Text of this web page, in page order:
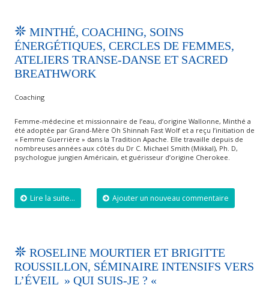
MINTHÉ, COACHING, SOINS
ÉNERGÉTIQUES, CERCLES DE FEMMES,
ATELIERS TRANSE-DANSE ET SACRED
BREATHWORK
Coaching
Femme-médecine et missionnaire de l’eau, d’origine Wallonne, Minthé a
été adoptée par Grand-Mère Oh Shinnah Fast Wolf et a reçu l’initiation de
« Femme Guerrière » dans la Tradition Apache. Elle travaille depuis de
nombreuses années aux côtés du Dr C. Michael Smith (Mikkal), Ph. D,
psychologue jungien Américain, et guérisseur d’origine Cherokee.
Lire la suite... Ajouter un nouveau commentaire
ROSELINE MOURTIER ET BRIGITTE
ROUSSILLON, SÉMINAIRE INTENSIFS VERS
L’ÉVEIL » QUI SUIS-JE ? «